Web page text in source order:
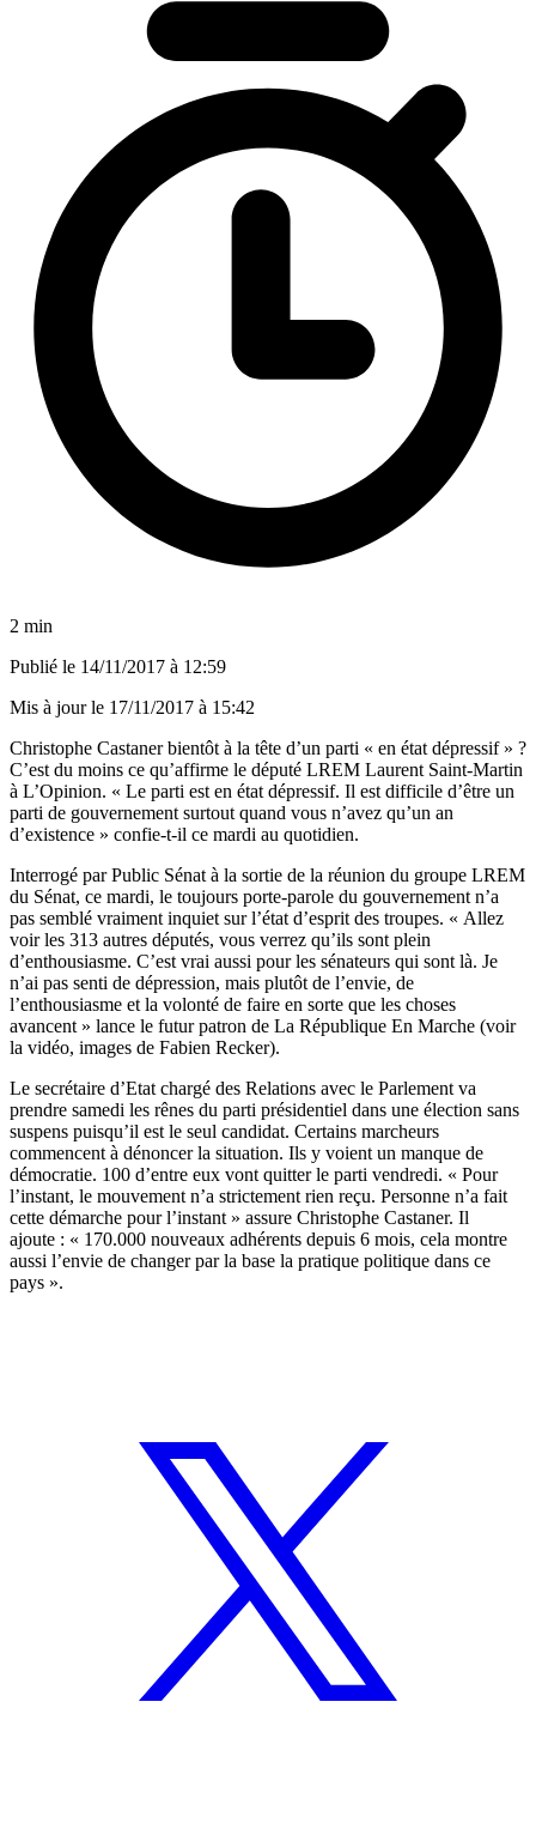
2 min
Publié le 14/11/2017 à 12:59
Mis à jour le 17/11/2017 à 15:42
Christophe Castaner bientôt à la tête d’un parti « en état dépressif » ?
C’est du moins ce qu’affirme le député LREM Laurent Saint-Martin
à L’Opinion. « Le parti est en état dépressif. Il est difficile d’être un
parti de gouvernement surtout quand vous n’avez qu’un an
d’existence » confie-t-il ce mardi au quotidien.
Interrogé par Public Sénat à la sortie de la réunion du groupe LREM
du Sénat, ce mardi, le toujours porte-parole du gouvernement n’a
pas semblé vraiment inquiet sur l’état d’esprit des troupes. « Allez
voir les 313 autres députés, vous verrez qu’ils sont plein
d’enthousiasme. C’est vrai aussi pour les sénateurs qui sont là. Je
n’ai pas senti de dépression, mais plutôt de l’envie, de
l’enthousiasme et la volonté de faire en sorte que les choses
avancent » lance le futur patron de La République En Marche (voir
la vidéo, images de Fabien Recker).
Le secrétaire d’Etat chargé des Relations avec le Parlement va
prendre samedi les rênes du parti présidentiel dans une élection sans
suspens puisqu’il est le seul candidat. Certains marcheurs
commencent à dénoncer la situation. Ils y voient un manque de
démocratie. 100 d’entre eux vont quitter le parti vendredi. « Pour
l’instant, le mouvement n’a strictement rien reçu. Personne n’a fait
cette démarche pour l’instant » assure Christophe Castaner. Il
ajoute : « 170.000 nouveaux adhérents depuis 6 mois, cela montre
aussi l’envie de changer par la base la pratique politique dans ce
pays ».